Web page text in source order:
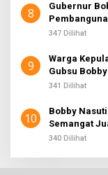
8
Gubernur
347 Dilihat
9
Warga
Gubsu
341 Dilihat
10
Bobby
Semangat
340 Dilihat